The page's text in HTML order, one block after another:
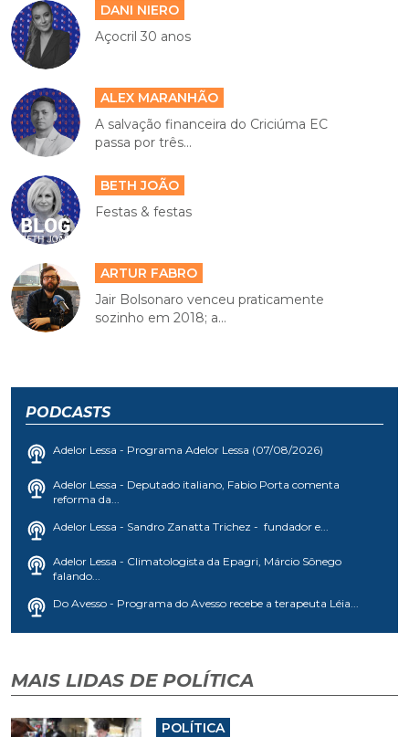
DANI NIERO
Açocril 30 anos
ALEX MARANHÃO
A salvação financeira do Criciúma EC
passa por três...
BETH JOÃO
Festas & festas
ARTUR FABRO
Jair Bolsonaro venceu praticamente
sozinho em 2018; a...
PODCASTS
Adelor Lessa - Programa Adelor Lessa (07/08/2026)
Adelor Lessa - Deputado italiano, Fabio Porta comenta
reforma da...
Adelor Lessa - Sandro Zanatta Trichez - fundador e...
Adelor Lessa - Climatologista da Epagri, Márcio Sônego
falando...
Do Avesso - Programa do Avesso recebe a terapeuta Léia...
MAIS LIDAS DE POLÍTICA
POLÍTICA